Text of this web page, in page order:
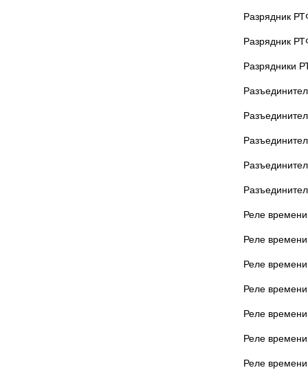
Разрядник
Разрядник
Разрядники
Реле
Реле
Реле
Реле
Реле
Реле
Реле